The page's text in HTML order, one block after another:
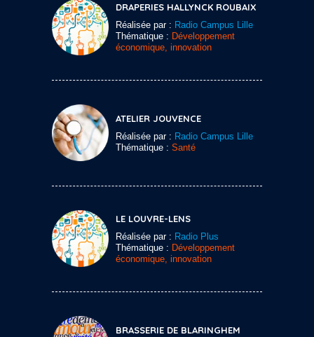
DRAPERIES HALLYNCK ROUBAIX
Réalisée par : Radio Campus Lille
Thématique : Développement
économique, innovation
ATELIER JOUVENCE
Réalisée par : Radio Campus Lille
Thématique : Santé
LE LOUVRE-LENS
Réalisée par : Radio Plus
Thématique : Développement
économique, innovation
BRASSERIE DE BLARINGHEM